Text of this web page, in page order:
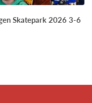
Skatepark 2026 3-6